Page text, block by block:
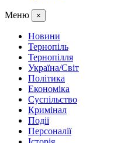
Меню ×
Новини
Тернопіль
Тернопілля
Україна/Світ
Політика
Економіка
Суспільство
Кримінал
Події
Персоналії